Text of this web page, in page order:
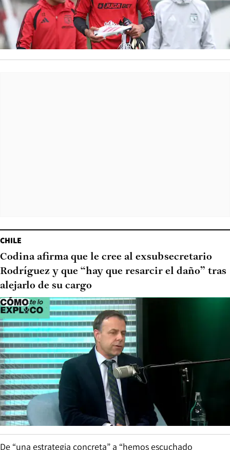
CHILE
Codina afirma que le cree al exsubsecretario
Rodríguez y que “hay que resarcir el daño” tras
alejarlo de su cargo
De “una estrategia concreta” a “hemos escuchado